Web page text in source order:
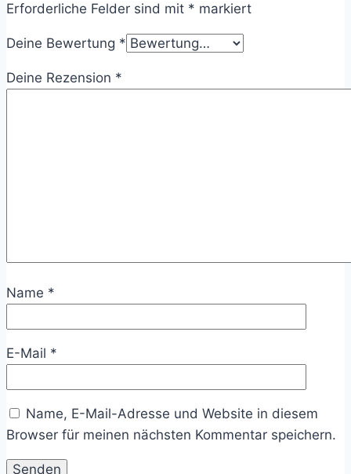
Erforderliche Felder sind mit * markiert
Deine Bewertung *
Deine Rezension *
Name *
E-Mail *
Name, E-Mail-Adresse und Website in diesem
Browser für meinen nächsten Kommentar speichern.